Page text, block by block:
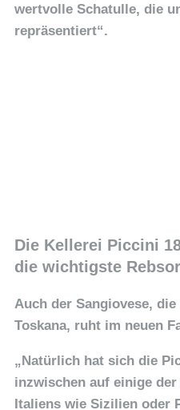
wertvolle Schatulle, die
repräsentiert“.
Die Kellerei Piccini
die wichtigste
Auch der Sangiovese,
Toskana, ruht im neuen
„Natürlich hat sich die
inzwischen auf einige
Italiens wie Sizilien oder